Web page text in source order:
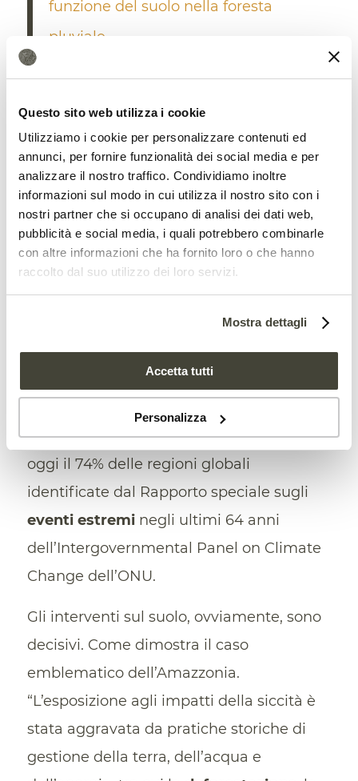
Questo sito web utilizza i cookie
Utilizziamo i cookie per personalizzare contenuti ed
annunci, per fornire funzionalità dei social media e per
analizzare il nostro traffico. Condividiamo inoltre
informazioni sul modo in cui utilizza il nostro sito con i
nostri partner che si occupano di analisi dei dati web,
pubblicità e social media, i quali potrebbero combinarle
con altre informazioni che ha fornito loro o che hanno
raccolto dal suo utilizzo dei loro servizi.
Mostra dettagli
Accetta tutti
Personalizza
funzione del suolo nella foresta
pluviale
In Amazzonia l’effetto sul suolo è
determinante
Il problema è noto da tempo. Lo scorso
anno, unostudiocinese pubblicato sulla
rivistaScience, ha osservato come la
siccità lampo, ovvero il fenomeno della
carenza idrica improvvisa, stia diventando
sempre più frequente su scala globale
proprio a causa del cambiamento
fenomeno, nel dettaglio, interesserebbe
oggi il 74% delle regioni globali
identificate dal Rapporto speciale sugli
eventi estreminegli ultimi 64 anni
dell’Intergovernmental Panel on Climate
Change dell’ONU.
Gli interventi sul suolo, ovviamente, sono
decisivi. Come dimostra il caso
emblematico dell’Amazzonia.
“L’esposizione agli impatti della siccità è
stata aggravata da pratiche storiche di
gestione della terra, dell’acqua e